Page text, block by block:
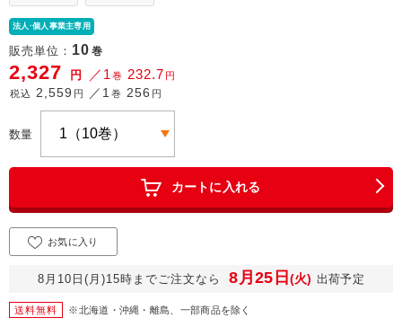
法人·個人事業主専用
販売単位： 10 巻
2,327 円 ／1 巻 232.7 円
税込
2,559 円 ／1 巻 256 円
数量
カートに入れる
8月10日(月)15時までご注文なら 8月25日 (火) 出荷予定
お気に入り
送料無料 ※北海道・沖縄・離島、一部商品を除く